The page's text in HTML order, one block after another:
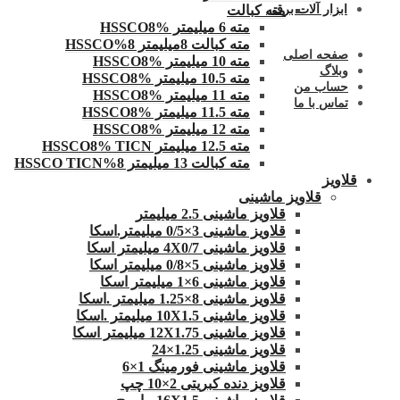
ابزار آلات برقی
صفحه اصلی
وبلاگ
حساب من
تماس با ما
مته کبالت
مته 6 میلیمتر HSSCO8%
مته کبالت 8میلیمتر 8%HSSCO
مته 10 میلیمتر HSSCO8%
مته 10.5 میلیمتر HSSCO8%
مته 11 میلیمتر HSSCO8%
مته 11.5 میلیمتر HSSCO8%
مته 12 میلیمتر HSSCO8%
مته 12.5 میلیمتر HSSCO8% TICN
مته کبالت 13 میلیمتر 8%HSSCO TICN
قلاویز
قلاویز ماشینی
قلاویز ماشینی 2.5 میلیمتر
قلاویز ماشینی 3×0/5 میلیمتر.اسکا
قلاویز ماشینی 4X0/7 میلیمتر اسکا
قلاویز ماشینی 5×0/8 میلیمتر اسکا
قلاویز ماشینی 6×1 میلیمتر اسکا
قلاویز ماشینی 8×1.25 میلیمتر .اسکا
قلاویز ماشینی 10X1.5 میلیمتر .اسکا
قلاویز ماشینی 12X1.75 میلیمتر اسکا
قلاویز ماشینی 1.25×24
قلاویز ماشینی فورمینگ 1×6
قلاویز دنده کبریتی 2×10 چپ